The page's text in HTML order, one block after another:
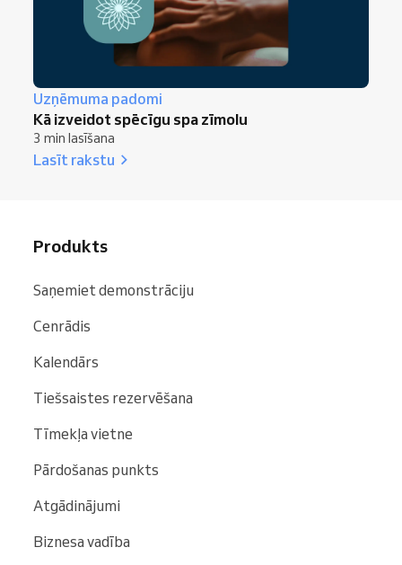
Uzņēmuma padomi
Kā izveidot spēcīgu spa zīmolu
3 min lasīšana
Lasīt rakstu
Produkts
Saņemiet demonstrāciju
Cenrādis
Kalendārs
Tiešsaistes rezervēšana
Tīmekļa vietne
Pārdošanas punkts
Atgādinājumi
Biznesa vadība